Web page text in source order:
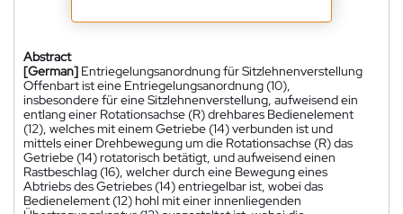
Abstract
[German] Entriegelungsanordnung für Sitzlehnenverstellung
Offenbart ist eine Entriegelungsanordnung (10),
insbesondere für eine Sitzlehnenverstellung, aufweisend ein
entlang einer Rotationsachse (R) drehbares Bedienelement
(12), welches mit einem Getriebe (14) verbunden ist und
mittels einer Drehbewegung um die Rotationsachse (R) das
Getriebe (14) rotatorisch betätigt, und aufweisend einen
Rastbeschlag (16), welcher durch eine Bewegung eines
Abtriebs des Getriebes (14) entriegelbar ist, wobei das
Bedienelement (12) hohl mit einer innenliegenden